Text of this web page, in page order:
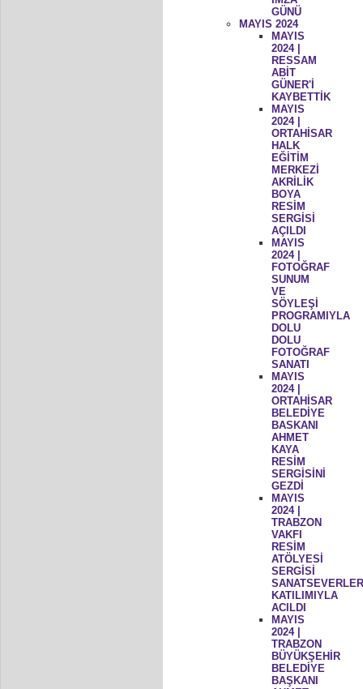
GÜNÜ
MAYIS 2024
MAYIS
2024 |
RESSAM
ABİT
GÜNER'İ
KAYBETTİK
MAYIS
2024 |
ORTAHİSAR
HALK
EĞİTİM
MERKEZİ
AKRİLİK
BOYA
RESİM
SERGİSİ
AÇILDI
MAYIS
2024 |
FOTOĞRAF
SUNUM
VE
SÖYLEŞİ
PROGRAMIYLA
DOLU
DOLU
FOTOĞRAF
SANATI
MAYIS
2024 |
ORTAHİSAR
BELEDİYE
BASKANI
AHMET
KAYA
RESİM
SERGİSİNİ
GEZDİ
MAYIS
2024 |
TRABZON
VAKFI
RESİM
ATÖLYESİ
SERGİSİ
KATILIMIYLA
ACILDI
MAYIS
2024 |
TRABZON
BÜYÜKŞEHİR
BELEDİYE
BAŞKANI